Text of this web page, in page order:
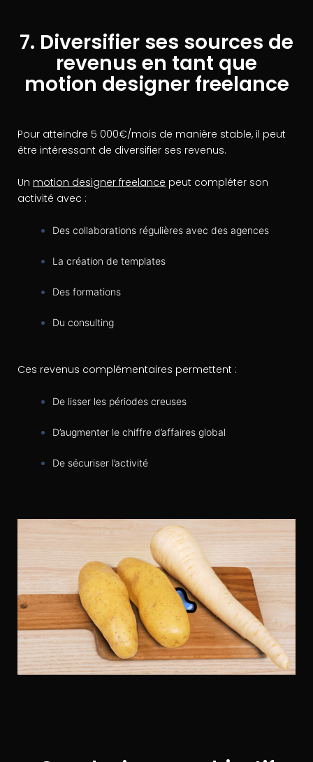
7. Diversifier ses sources de
revenus en tant que
motion designer freelance
Pour atteindre 5 000€/mois de manière stable, il peut
être intéressant de diversifier ses revenus.
Un motion designer freelance peut compléter son
activité avec :
Des collaborations régulières avec des agences
La création de templates
Des formations
Du consulting
Ces revenus complémentaires permettent :
De lisser les périodes creuses
D’augmenter le chiffre d’affaires global
De sécuriser l’activité